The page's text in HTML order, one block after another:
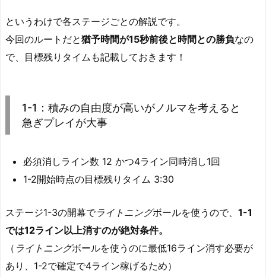
というわけで各ステージごとの解説です。
今回のルートだと猶予時間が15秒前後と時間との勝負なの
で、目標残りタイムも記載しておきます！
1-1：積みの自由度が高いがノルマを考えると
急ぎプレイが大事
必須消しライン数 12 かつ4ライン同時消し1回
1-2開始時点の目標残りタイム 3:30
ステージ1-3の開幕でライトニングボールを使うので、 1-1
では12ライン以上消すのが絶対条件。
（ ライトニングボールを使うのに最低16ライン消す必要が
あり、1-2で確定で4ライン稼げるため）